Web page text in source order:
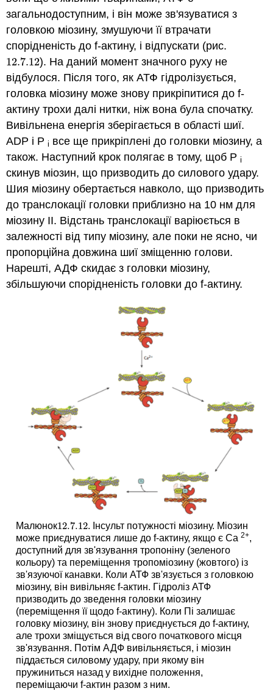
загальнодоступним, і він може зв'язуватися з
головкою міозину, змушуючи її втрачати
спорідненість до f-актину, і відпускати (рис.
12.7.12
12.7.12). На даний момент значного руху не
відбулося. Після того, як АТФ гідролізується,
головка міозину може знову прикріпитися до f-
актину трохи далі нитки, ніж вона була спочатку.
Вивільнена енергія зберігається в області шиї.
ADP і Pi все ще прикріплені до головки міозину, а
також. Наступний крок полягає в тому, щоб Pi
скинув міозин, що призводить до силового удару.
Шия міозину обертається навколо, що призводить
до транслокації головки приблизно на 10 нм для
міозину II. Відстань транслокації варіюється в
залежності від типу міозину, але поки не ясно, чи
пропорційна довжина шиї зміщенню голови.
Нарешті, АДФ скидає з головки міозину,
збільшуючи спорідненість головки до f-актину.
Малюнок12.7.12
12.7.12. Інсульт потужності міозину. Міозин
може приєднуватися лише до f-актину, якщо є Ca 2+,
доступний для зв'язування тропоніну (зеленого
кольору) та переміщення тропоміозину (жовтого) із
зв'язуючої канавки. Коли АТФ зв'язується з головкою
міозину, він вивільняє f-актин. Гідроліз АТФ
призводить до зведення головки міозину
(переміщення її щодо f-актину). Коли Пі залишає
головку міозину, він знову приєднується до f-актину,
але трохи зміщується від свого початкового місця
зв'язування. Потім АДФ вивільняється, і міозин
піддається силовому удару, при якому він
пружиниться назад у вихідне положення,
переміщаючи f-актин разом з ним.